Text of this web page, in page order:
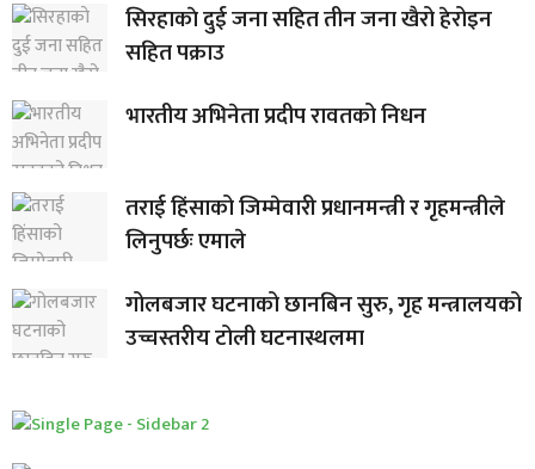
सिरहाकाे दुई जना सहित तीन जना खैरो हेरोइन
सहित पक्राउ
भारतीय अभिनेता प्रदीप रावतको निधन
तराई हिंसाको जिम्मेवारी प्रधानमन्त्री र गृहमन्त्रीले
लिनुपर्छः एमाले
गोलबजार घटनाको छानबिन सुरु, गृह मन्त्रालयको
उच्चस्तरीय टोली घटनास्थलमा